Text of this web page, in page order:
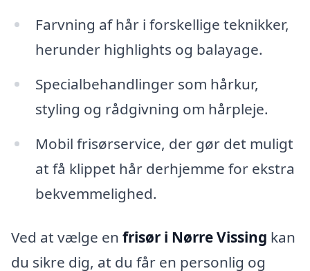
Farvning af hår i forskellige teknikker,
herunder highlights og balayage.
Specialbehandlinger som hårkur,
styling og rådgivning om hårpleje.
Mobil frisørservice, der gør det muligt
at få klippet hår derhjemme for ekstra
bekvemmelighed.
Ved at vælge en frisør i Nørre Vissing kan
du sikre dig, at du får en personlig og